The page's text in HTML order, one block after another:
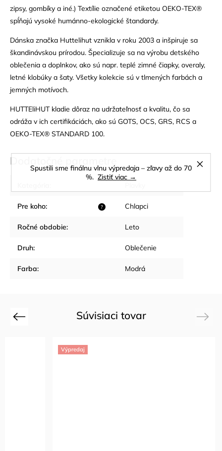
Spustili sme finálnu vlnu výpredaja – zľavy až do 70
%. Zistiť viac →
zipsy, gombíky a iné.) Textílie označené etiketou OEKO-TEX®
spĺňajú vysoké humánno-ekologické štandardy.
Dánska značka Huttelihut vznikla v roku 2003 a inšpiruje sa
škandinávskou prírodou. Špecializuje sa na výrobu detského
oblečenia a doplnkov, ako sú napr. teplé zimné čiapky, overaly,
letné klobúky a šaty. Všetky kolekcie sú v tlmených farbách a
jemných motívoch.
HUTTEliHUT kladie dôraz na udržateľnosť a kvalitu, čo sa
odráža v ich certifikáciách, ako sú GOTS, OCS, GRS, RCS a
OEKO-TEX® STANDARD 100.
Dodatočné parametre
?
Pre koho: Chlapci
Ročné obdobie: Leto
Druh: Oblečenie
Farba: Modrá
Súvisiaci tovar
Previous
Výpredaj
Next